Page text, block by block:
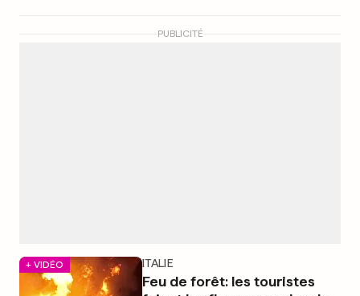
PUBLICITÉ
+ VIDÉO ITALIE
Feu de forêt: les touristes